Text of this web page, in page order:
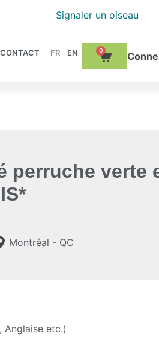
Signaler un oiseau
CONTACT 0
perruche verte
Montréal - QC
Anglaise etc.)